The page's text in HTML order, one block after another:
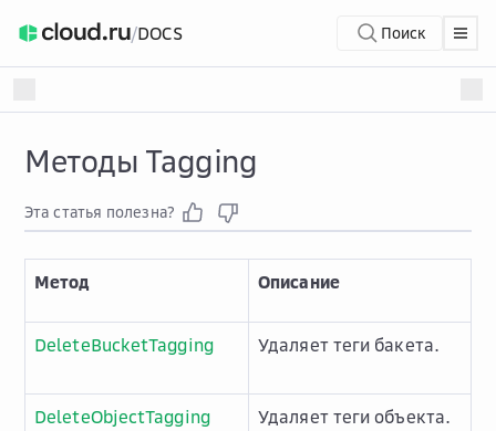
/DOCS Поиск
Методы Tagging
Эта статья полезна?
Метод Описание
DeleteBucketTagging Удаляет теги бакета.
DeleteObjectTagging Удаляет теги объекта.